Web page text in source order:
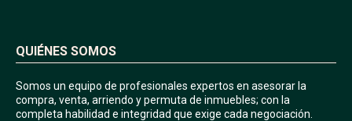
QUIÉNES SOMOS
Somos un equipo de profesionales expertos en asesorar la
compra, venta, arriendo y permuta de inmuebles; con la
completa habilidad e integridad que exige cada negociación.